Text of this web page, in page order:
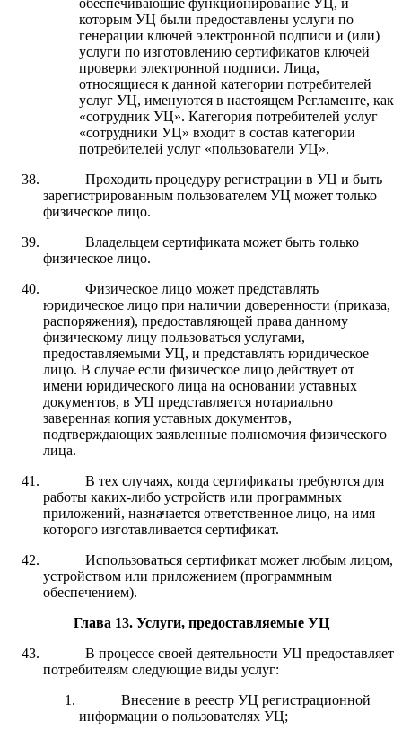
которым УЦ были предоставлены услуги по
генерации ключей электронной подписи и (или)
услуги по изготовлению сертификатов ключей
проверки электронной подписи. Лица,
относящиеся к данной категории потребителей
услуг УЦ, именуются в настоящем Регламенте, как
«сотрудник УЦ». Категория потребителей услуг
«сотрудники УЦ» входит в состав категории
потребителей услуг «пользователи УЦ».
Проходить процедуру регистрации в УЦ и быть
зарегистрированным пользователем УЦ может только
физическое лицо.
Владельцем сертификата может быть только
физическое лицо.
Физическое лицо может представлять
юридическое лицо при наличии доверенности (приказа,
распоряжения), предоставляющей права данному
физическому лицу пользоваться услугами,
предоставляемыми УЦ, и представлять юридическое
лицо. В случае если физическое лицо действует от
имени юридического лица на основании уставных
документов, в УЦ представляется нотариально
заверенная копия уставных документов,
подтверждающих заявленные полномочия физического
лица.
В тех случаях, когда сертификаты требуются для
работы каких-либо устройств или программных
приложений, назначается ответственное лицо, на имя
которого изготавливается сертификат.
Использоваться сертификат может любым лицом,
устройством или приложением (программным
обеспечением).
Глава 13. Услуги, предоставляемые УЦ
В процессе своей деятельности УЦ предоставляет
потребителям следующие виды услуг:
Внесение в реестр УЦ регистрационной
информации о пользователях УЦ;